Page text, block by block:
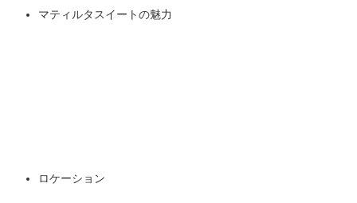
マティルタスイートの魅力
ロケーション